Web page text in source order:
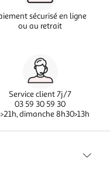
sécurisé en ligne
ou au retrait
Service client 7j/7
03 59 30 59 30
dimanche 8h30>13h